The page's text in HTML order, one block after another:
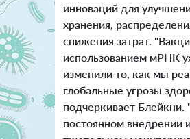
инноваций для
хранения,
снижения затрат.
использованием мРНК
изменили то, как мы
глобальные угрозы
подчеркивает Блейкни.
постоянном внедрении